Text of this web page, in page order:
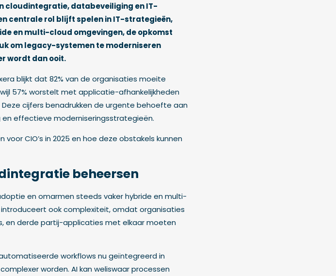
cloudintegratie, databeveiliging en IT-
centrale rol blijft spelen in IT-strategieën,
en multi-cloud omgevingen, de opkomst
om legacy-systemen te moderniseren
wordt dan ooit.
blijkt dat 82% van de organisaties moeite
57% worstelt met applicatie-afhankelijkheden
cijfers benadrukken de urgente behoefte aan
effectieve moderniseringsstrategieën.
CIO’s in 2025 en hoe deze obstakels kunnen
beheersen
en omarmen steeds vaker hybride en multi-
ook complexiteit, omdat organisaties
en derde partij-applicaties met elkaar moeten
workflows nu geïntegreerd in
worden. AI kan weliswaar processen